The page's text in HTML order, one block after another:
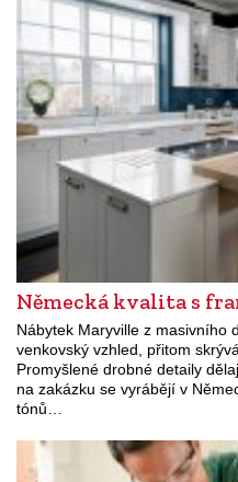
Německá kvalita s
Nábytek Maryville z masivního
venkovský vzhled, přitom
Promyšlené drobné detaily
na zakázku se vyrábějí v
tónů…